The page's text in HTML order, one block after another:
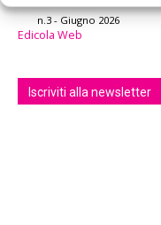
n.3 - Giugno 2026
Edicola Web
Iscriviti alla newsletter